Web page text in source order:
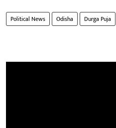
Political News Odisha Durga Puja